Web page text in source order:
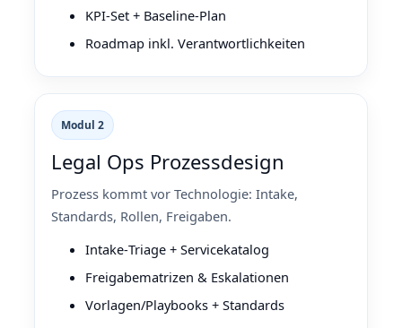
KPI‑Set + Baseline‑Plan
Roadmap inkl. Verantwortlichkeiten
Modul 2
Legal Ops Prozessdesign
Prozess kommt vor Technologie: Intake,
Standards, Rollen, Freigaben.
Intake‑Triage + Servicekatalog
Freigabematrizen & Eskalationen
Vorlagen/Playbooks + Standards